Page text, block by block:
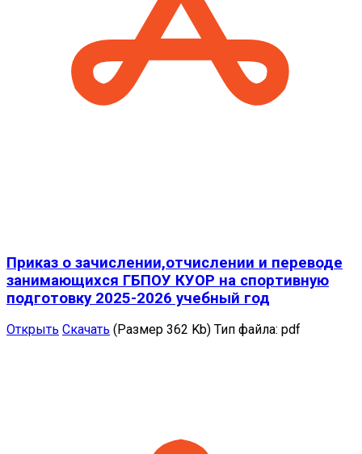
Приказ о зачислении,отчислении и переводе
занимающихся ГБПОУ КУОР на спортивную
подготовку 2025-2026 учебный год
Открыть Скачать (Размер 362 Kb) Тип файла: pdf